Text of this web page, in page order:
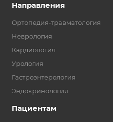
Направления
Ортопедия-травматология
Неврология
Кардиология
Урология
Гастроэнтерология
Эндокринология
Пациентам